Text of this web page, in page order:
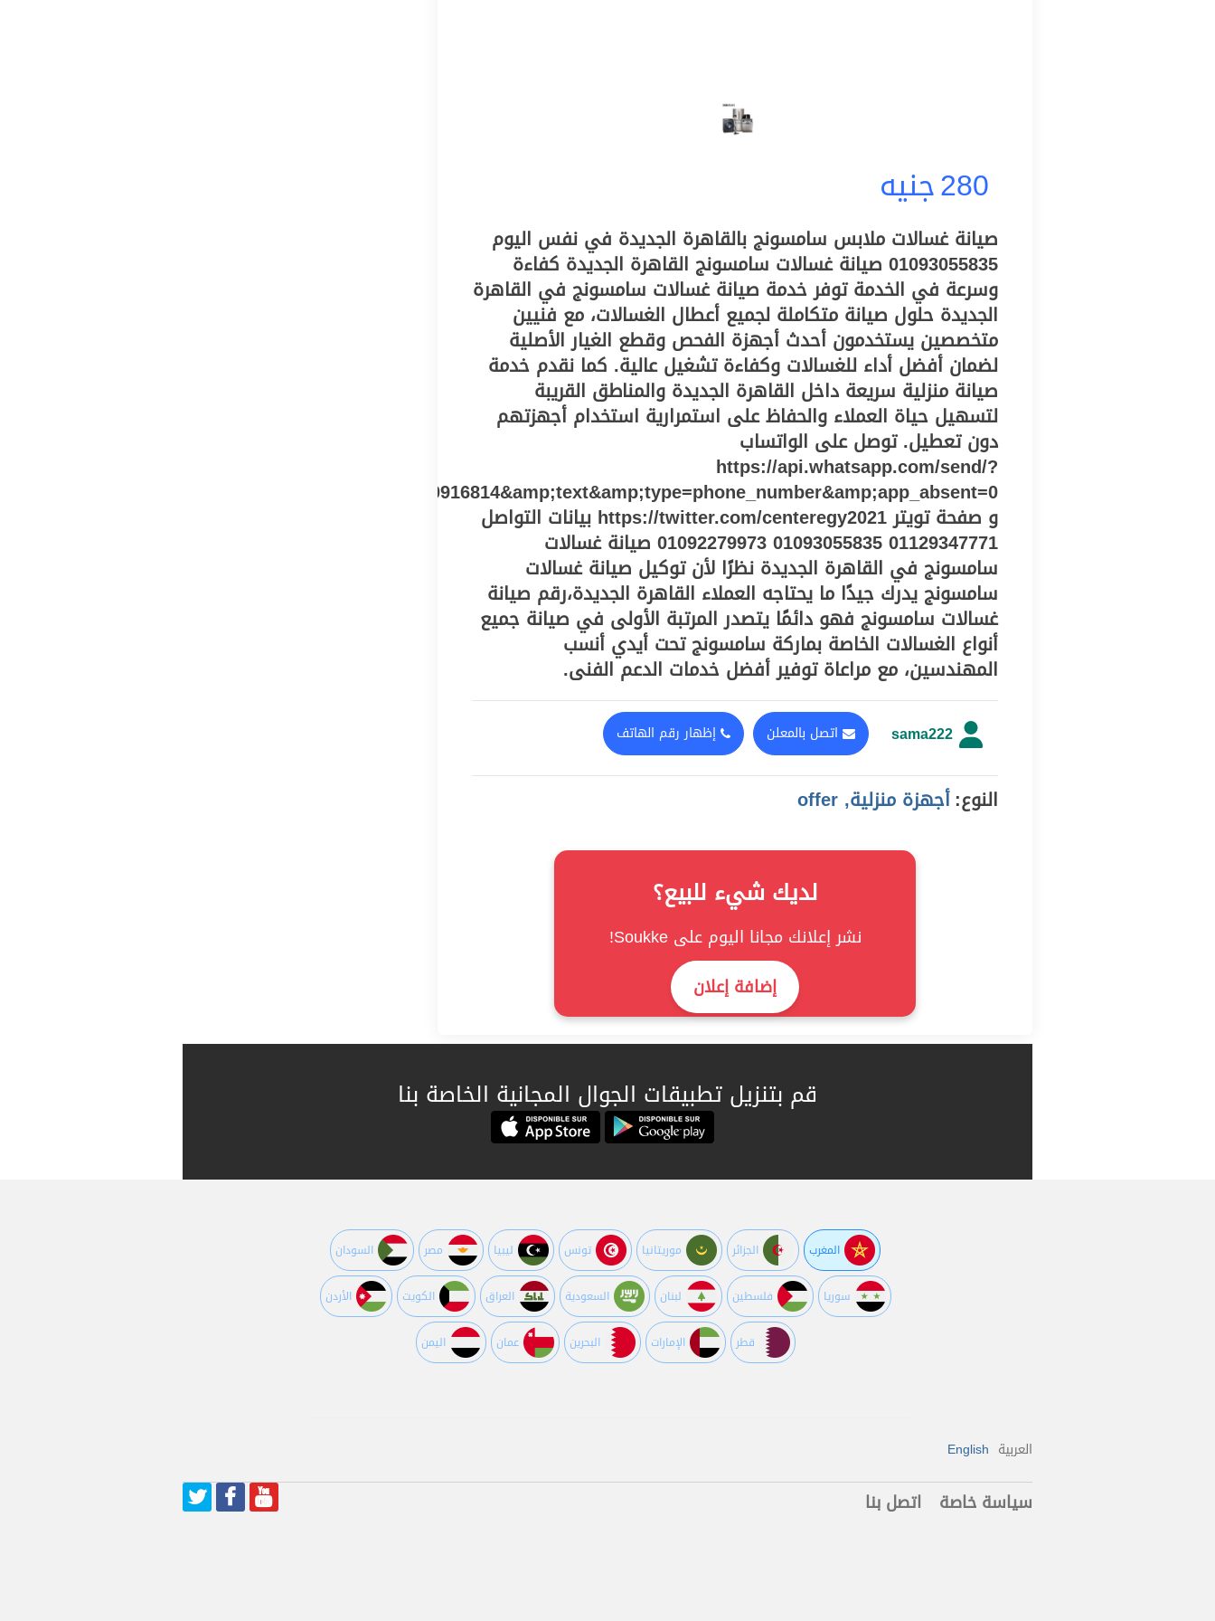
280جنيه
صيانة غسالات ملابس سامسونج بالقاهرة الجديدة في نفس اليوم
01093055835 صيانة غسالات سامسونج القاهرة الجديدة كفاءة
وسرعة في الخدمة توفر خدمة صيانة غسالات سامسونج في القاهرة
الجديدة حلول صيانة متكاملة لجميع أعطال الغسالات، مع فنيين
متخصصين يستخدمون أحدث أجهزة الفحص وقطع الغيار الأصلية
لضمان أفضل أداء للغسالات وكفاءة تشغيل عالية. كما نقدم خدمة
صيانة منزلية سريعة داخل القاهرة الجديدة والمناطق القريبة
لتسهيل حياة العملاء والحفاظ على استمرارية استخدام أجهزتهم
دون تعطيل. توصل على الواتساب
https://api.whatsapp.com/send/?
phone=%2B201010916814&amp;text&amp;type=phone_number&amp;app_absent=0
و صفحة تويتر https://twitter.com/centeregy2021 بيانات التواصل
01129347771 01093055835 01092279973 صيانة غسالات
سامسونج في القاهرة الجديدة نظرًا لأن توكيل صيانة غسالات
سامسونج يدرك جيدًا ما يحتاجه العملاء القاهرة الجديدة،رقم صيانة
غسالات سامسونج فهو دائمًا يتصدر المرتبة الأولى في صيانة جميع
أنواع الغسالات الخاصة بماركة سامسونج تحت أيدي أنسب
المهندسين، مع مراعاة توفير أفضل خدمات الدعم الفنى.
sama222 اتصل بالمعلن إظهار رقم الهاتف
النوع:أجهزة منزلية, offer
لديك شيء للبيع؟
نشر إعلانك مجانا اليوم على Soukke!
إضافة إعلان
قم بتنزيل تطبيقات الجوال المجانية الخاصة بنا
المغرب الجزائر موريتانيا تونس ليبيا مصر السودان
سوريا فلسطين لبنان السعودية العراق الكويت اﻷردن
قطر اﻹمارات البحرين عمان اليمن
العربية English
سياسة خاصة اتصل بنا